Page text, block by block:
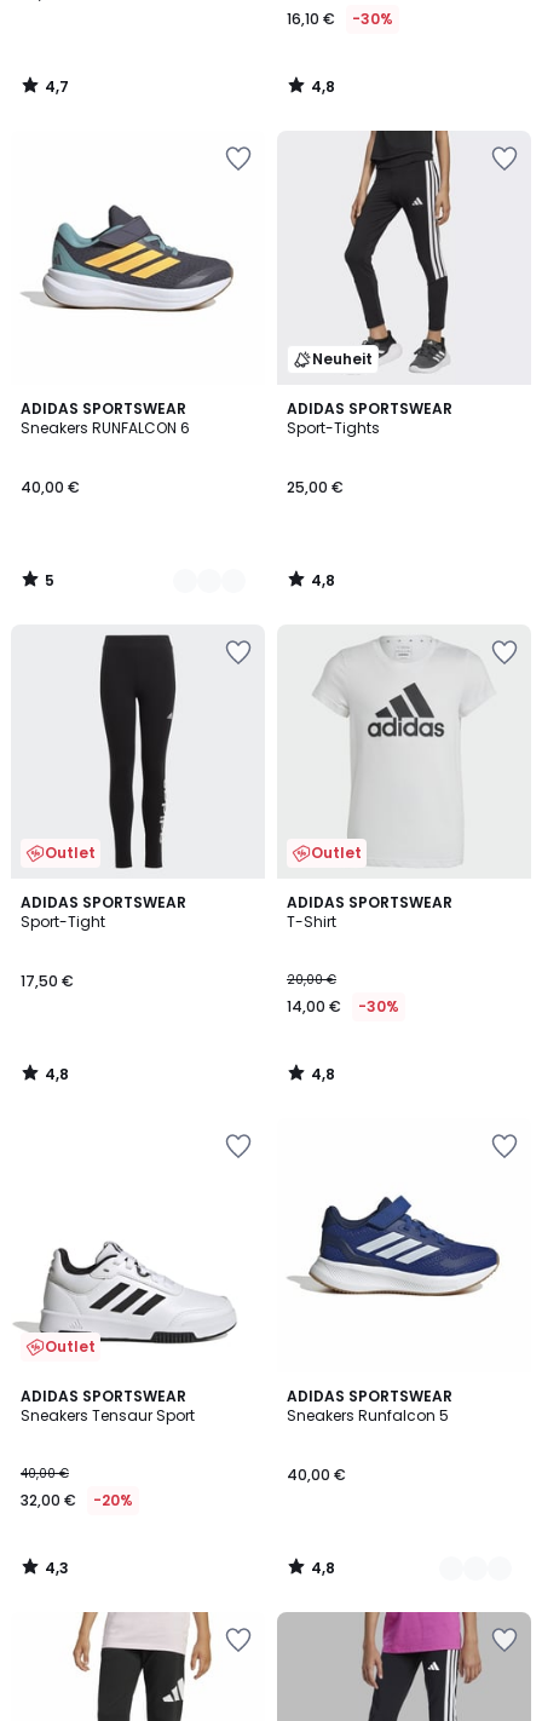
4,7
/
16,10 € -30%
4,8
/
ADIDAS SPORTSWEAR
Sneakers RUNFALCON 6
40,00 €
5
/
2
Farben
5
/
Neuheit
ADIDAS SPORTSWEAR
Sport-Tights
25,00 €
4,8
/ 5
4,8
/
Outlet
ADIDAS SPORTSWEAR
Sport-Tight
17,50 €
4,8
/ 5
4,8
/
Outlet
ADIDAS SPORTSWEAR
T-Shirt
20,00 €
14,00 € -30%
4,8
/ 5
4,8
/
Outlet
ADIDAS SPORTSWEAR
Sneakers Tensaur Sport
40,00 €
32,00 € -20%
4,3
/ 5
4,3
/
ADIDAS SPORTSWEAR
Sneakers Runfalcon 5
40,00 €
4,8
/ 5
3
Farben
4,8
/